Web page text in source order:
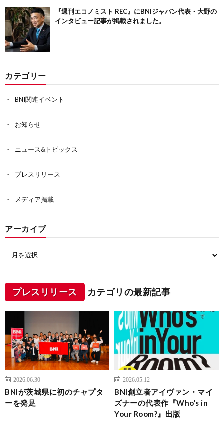
『週刊エコノミスト REC』にBNIジャパン代表・大野の
インタビュー記事が掲載されました。
カテゴリー
BNI関連イベント
お知らせ
ニュース&トピックス
プレスリリース
メディア掲載
アーカイブ
プレスリリース カテゴリの最新記事
2026.06.30
BNIが茨城県に初のチャプタ
ーを発足
2026.05.12
BNI創立者アイヴァン・マイ
ズナーの代表作『Who’s in
Your Room?』出版